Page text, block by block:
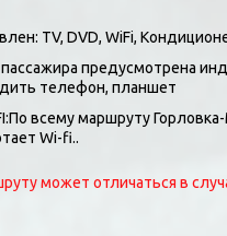
TV, DVD, WiFi,
предусмотрена
телефон, планшет
всему маршруту
Wi-fi..
может отличаться в